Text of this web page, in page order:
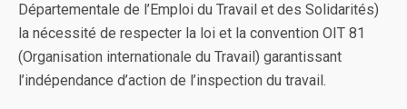
Départementale de l’Emploi du Travail et des Solidarités)
la nécessité de respecter la loi et la convention OIT 81
(Organisation internationale du Travail) garantissant
l’indépendance d’action de l’inspection du travail.